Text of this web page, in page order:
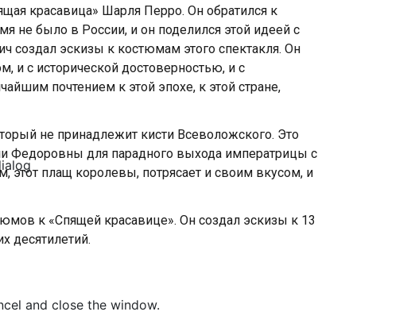
and close the window.
красавица» Шарля Перро. Он обратился к
не было в России, и он поделился этой идеей с
создал эскизы к костюмам этого спектакля. Он
и с исторической достоверностью, и с
почтением к этой эпохе, к этой стране,
не принадлежит кисти Всеволожского. Это
Федоровны для парадного выхода императрицы с
этот плащ королевы, потрясает и своим вкусом, и
к «Спящей красавице». Он создал эскизы к 13
десятилетий.